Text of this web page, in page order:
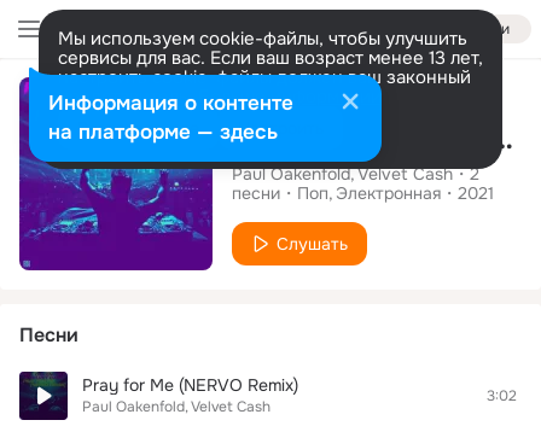
Войти
Мы используем cookie-файлы, чтобы улучшить
сервисы для вас. Если ваш возраст менее 13 лет,
настроить cookie-файлы должен ваш законный
представитель. Больше информации
Разрешить все Настроить
Альбом
Pray for Me (NERVO Remix)
Paul Oakenfold Velvet Cash
2
песни
Поп Электронная 2021
Слушать
Песни
Pray for Me (NERVO Remix)
Paul Oakenfold Velvet Cash
3:02
Информация о контенте
на платформе — здесь